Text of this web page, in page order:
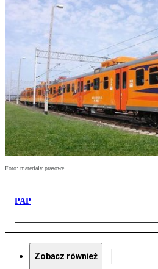
Foto: materiały prasowe
PAP
Zobacz również